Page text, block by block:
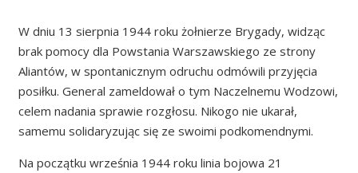
W dniu 13 sierpnia 1944 roku żołnierze Brygady, widząc
brak pomocy dla Powstania Warszawskiego ze strony
Aliantów, w spontanicznym odruchu odmówili przyjęcia
posiłku. General zameldował o tym Naczelnemu Wodzowi,
celem nadania sprawie rozgłosu. Nikogo nie ukarał,
samemu solidaryzując się ze swoimi podkomendnymi.
Na początku września 1944 roku linia bojowa 21